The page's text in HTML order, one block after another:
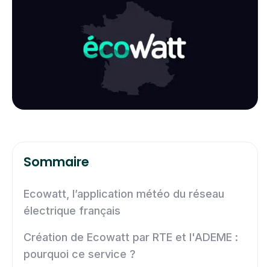
Sommaire
Ecowatt, l’application météo du réseau
électrique français
Création de Ecowatt par RTE et l'ADEME :
pourquoi ce service ?